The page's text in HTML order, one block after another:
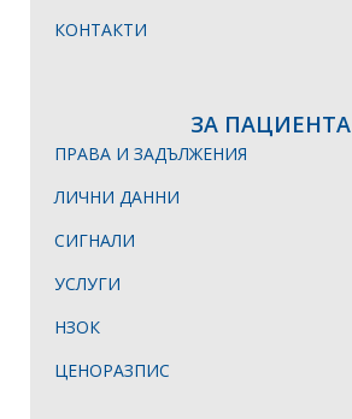
КОНТАКТИ
ЗА ПАЦИЕНТА
ПРАВА И ЗАДЪЛЖЕНИЯ
ЛИЧНИ ДАННИ
СИГНАЛИ
УСЛУГИ
НЗОК
ЦЕНОРАЗПИС